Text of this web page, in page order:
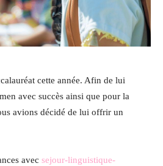
cette année. Afin de lui
avec succès ainsi que pour la
avions décidé de lui offrir un
avec sejour-linguistique-